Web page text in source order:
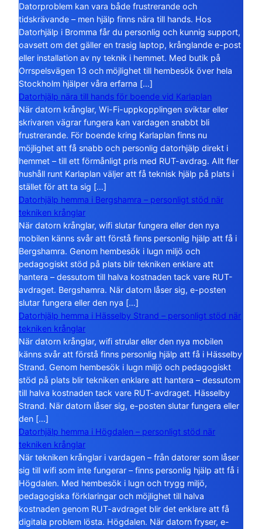
Datorproblem kan vara både frustrerande och
tidskrävande – men hjälp finns nära till hands. Hos
Datorhjälp i Bromma får du personlig och kunnig support,
oavsett om det gäller en trasig laptop, krånglande e-post
eller installation av ny teknik i hemmet. Med butik på
Orrspelsvägen 13 och möjlighet till hembesök över hela
Stockholm hjälper våra erfarna […]
Datorhjälp nära till hands för boende vid Karlaplan
När datorn krånglar, Wi-Fi-uppkopplingen sviktar eller
skrivaren vägrar fungera kan vardagen snabbt bli
frustrerande. För boende kring Karlaplan finns nu
möjlighet att få snabb och personlig datorhjälp direkt i
hemmet – till ett förmånligt pris med RUT-avdrag. Allt fler
hushåll runt Karlaplan väljer att få teknisk hjälp på plats i
stället för att ta sig […]
Datorhjälp hemma i Bergshamra – personligt stöd när
tekniken krånglar
När datorn krånglar, wifi slutar fungera eller den nya
mobilen känns svår att förstå finns personlig hjälp att få i
Bergshamra. Genom hembesök i lugn miljö och
pedagogiskt stöd på plats blir tekniken enklare att
hantera – dessutom till halva kostnaden tack vare RUT-
avdraget. Bergshamra. När datorn låser sig, e-posten
slutar fungera eller den nya […]
Datorhjälp hemma i Hässelby Strand – personligt stöd när
tekniken krånglar
När datorn krånglar, wifi strular eller den nya mobilen
känns svår att förstå finns personlig hjälp att få i Hässelby
Strand. Genom hembesök i lugn miljö och pedagogiskt
stöd på plats blir tekniken enklare att hantera – dessutom
till halva kostnaden tack vare RUT-avdraget. Hässelby
Strand. När datorn låser sig, e-posten slutar fungera eller
den […]
Datorhjälp hemma i Högdalen – personligt stöd när
tekniken krånglar
När tekniken krånglar i vardagen – från datorer som låser
sig till wifi som inte fungerar – finns personlig hjälp att få i
Högdalen. Med hembesök i lugn och trygg miljö,
pedagogiska förklaringar och möjlighet till halva
kostnaden genom RUT-avdraget blir det enklare att få
digitala problem lösta. Högdalen. När datorn fryser, e-